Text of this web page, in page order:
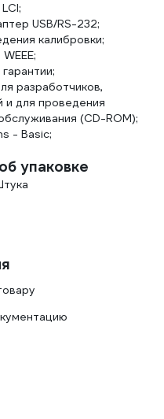
USB/RS-232;
калибровки;
разработчиков,
и для проведения
(CD-ROM);
- Basic;
упаковке